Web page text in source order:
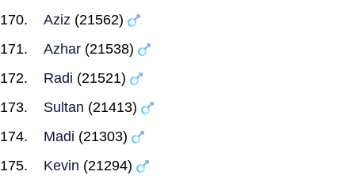
Aziz (21562)
Azhar (21538)
Radi (21521)
Sultan (21413)
Madi (21303)
Kevin (21294)